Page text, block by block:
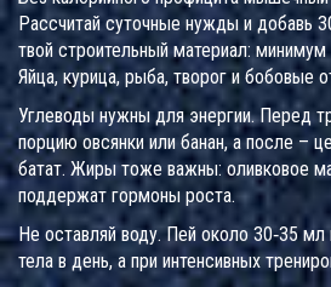
Рассчитай суточные нужды и добавь
твой строительный материал: минимум
Яйца, курица, рыба, творог и бобовые
Углеводы нужны для энергии. Перед
порцию овсянки или банан, а после –
батат. Жиры тоже важны: оливковое
поддержат гормоны роста.
Не оставляй воду. Пей около 30‑35
тела в день, а при интенсивных